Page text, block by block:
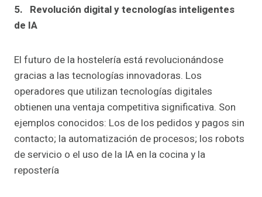
5. Revolución digital y tecnologías inteligentes
de IA
El futuro de la hostelería está revolucionándose
gracias a las tecnologías innovadoras. Los
operadores que utilizan tecnologías digitales
obtienen una ventaja competitiva significativa. Son
ejemplos conocidos: Los de los pedidos y pagos sin
contacto; la automatización de procesos; los robots
de servicio o el uso de la IA en la cocina y la
repostería